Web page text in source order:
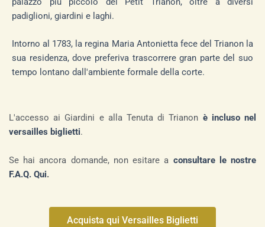
padiglioni, giardini e laghi.
Intorno al 1783, la regina Maria Antonietta fece del Trianon la
sua residenza, dove preferiva trascorrere gran parte del suo
tempo lontano dall'ambiente formale della corte.
L'accesso ai Giardini e alla Tenuta di Trianon è incluso nel
versailles biglietti.
Se hai ancora domande, non esitare a consultare le nostre
F.A.Q. Qui.
Acquista qui Versailles Biglietti